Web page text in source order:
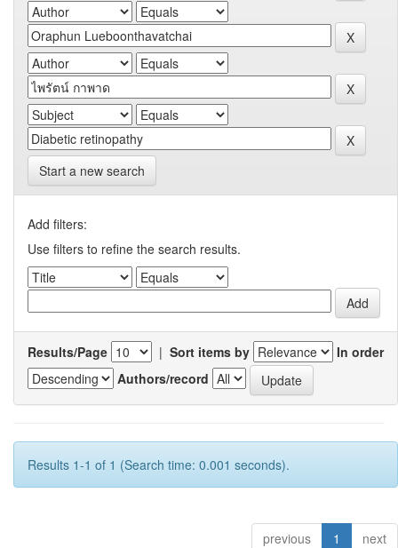
Start a new search
Add filters:
Use filters to refine the search results.
Results/Page | Sort items by
In order
Authors/record
Results 1-1 of 1 (Search time: 0.001 seconds).
previous 1 next